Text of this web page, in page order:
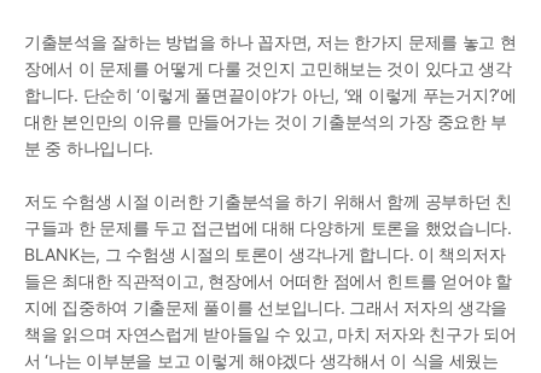
기출분석을 잘하는 방법을 하나 꼽자면, 저는 한가지 문제를 놓고 현
장에서 이 문제를 어떻게 다룰 것인지 고민해보는 것이 있다고 생각
합니다. 단순히 ‘이렇게 풀면끝이야’가 아닌, ‘왜 이렇게 푸는거지?’에
대한 본인만의 이유를 만들어가는 것이 기출분석의 가장 중요한 부
분 중 하나입니다.
저도 수험생 시절 이러한 기출분석을 하기 위해서 함께 공부하던 친
구들과 한 문제를 두고 접근법에 대해 다양하게 토론을 했었습니다.
BLANK는, 그 수험생 시절의 토론이 생각나게 합니다. 이 책의저자
들은 최대한 직관적이고, 현장에서 어떠한 점에서 힌트를 얻어야 할
지에 집중하여 기출문제 풀이를 선보입니다. 그래서 저자의 생각을
책을 읽으며 자연스럽게 받아들일 수 있고, 마치 저자와 친구가 되어
서 ‘나는 이부분을 보고 이렇게 해야겠다 생각해서 이 식을 세웠는